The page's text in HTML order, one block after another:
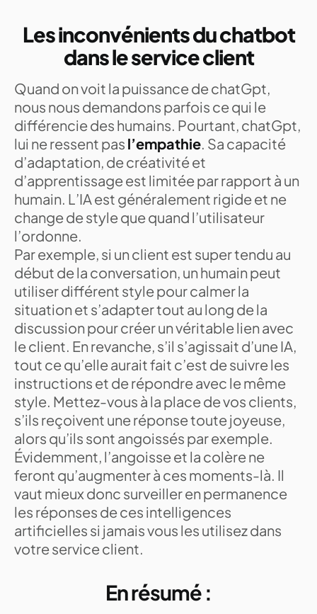
Les inconvénients du chatbot
dans le service client
Quand on voit la puissance de chatGpt,
nous nous demandons parfois ce qui le
différencie des humains. Pourtant, chatGpt,
lui ne ressent pas l’empathie. Sa capacité
d’adaptation, de créativité et
d’apprentissage est limitée par rapport à un
humain. L’IA est généralement rigide et ne
change de style que quand l’utilisateur
l’ordonne.
Par exemple, si un client est super tendu au
début de la conversation, un humain peut
utiliser différent style pour calmer la
situation et s’adapter tout au long de la
discussion pour créer un véritable lien avec
le client. En revanche, s’il s’agissait d’une IA,
tout ce qu’elle aurait fait c’est de suivre les
instructions et de répondre avec le même
style. Mettez-vous à la place de vos clients,
s’ils reçoivent une réponse toute joyeuse,
alors qu’ils sont angoissés par exemple.
Évidemment, l’angoisse et la colère ne
feront qu’augmenter à ces moments-là. Il
vaut mieux donc surveiller en permanence
les réponses de ces intelligences
artificielles si jamais vous les utilisez dans
votre service client.
En résumé :